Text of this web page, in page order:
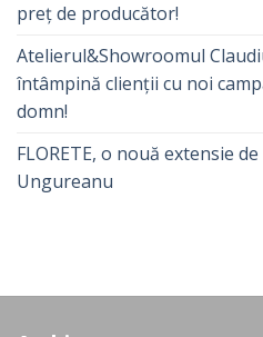
preț de producător!
Atelierul&Showroomul
întâmpină clienții cu noi
domn!
FLORETE, o nouă extensie
Ungureanu